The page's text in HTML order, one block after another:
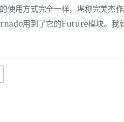
使用方式完全一样，堪称完美杰
用到了它的Future模块。我